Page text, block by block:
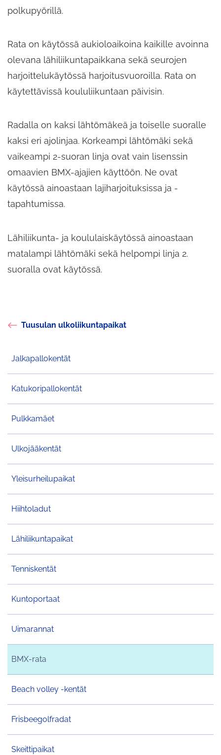
Tuusulan ulkoliikuntapaikat
Jalkapallokentät
Katukoripallokentät
Pulkkamäet
Ulkojääkentät
Yleisurheilupaikat
Hiihtoladut
Lähiliikuntapaikat
Tenniskentät
Kuntoportaat
Uimarannat
BMX-rata
Beach volley -kentät
Frisbeegolfradat
Skeittipaikat
polkupyörillä.
Rata on käytössä aukioloaikoina kaikille avoinna
olevana lähiliikuntapaikkana sekä seurojen
harjoittelukäytössä harjoitusvuoroilla. Rata on
käytettävissä koululiikuntaan päivisin.
Radalla on kaksi lähtömäkeä ja toiselle suoralle
kaksi eri ajolinjaa. Korkeampi lähtömäki sekä
vaikeampi 2-suoran linja ovat vain lisenssin
omaavien BMX-ajajien käyttöön. Ne ovat
käytössä ainoastaan lajiharjoituksissa ja -
tapahtumissa.
Lähiliikunta- ja koululaiskäytössä ainoastaan
matalampi lähtömäki sekä helpompi linja 2.
suoralla ovat käytössä.